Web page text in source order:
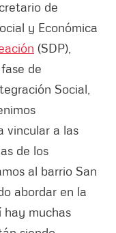
de
y Económica
(SDP),
de
Social,
vincular a las
de los
al barrio San
abordar en la
hay muchas